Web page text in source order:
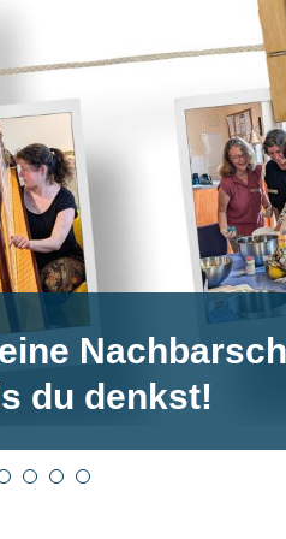
du denkst!
2 3 4 5